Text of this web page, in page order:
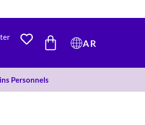
PANIER
AR
Personnels